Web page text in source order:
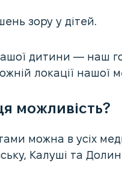
зору у дітей.
дитини — наш
локації нашої
можливість?
можна в усіх
Калуші та